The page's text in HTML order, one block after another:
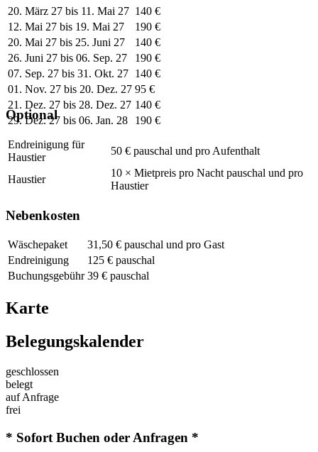
20. März 27 bis 11. Mai 27 140 €
12. Mai 27 bis 19. Mai 27
190 €
20. Mai 27 bis 25. Juni 27
140 €
26. Juni 27 bis 06. Sep. 27
190 €
07. Sep. 27 bis 31. Okt. 27 140 €
01. Nov. 27 bis 20. Dez. 27 95 €
21. Dez. 27 bis 28. Dez. 27 140 €
29. Dez. 27 bis 06. Jan. 28
190 €
Optional
Endreinigung für
Haustier
50 € pauschal und pro Aufenthalt
Haustier
10 × Mietpreis pro Nacht pauschal und pro
Haustier
Nebenkosten
Wäschepaket
31,50 € pauschal und pro Gast
Endreinigung
125 € pauschal
Buchungsgebühr 39 € pauschal
Karte
Belegungskalender
geschlossen
belegt
auf Anfrage
frei
* Sofort Buchen oder Anfragen *